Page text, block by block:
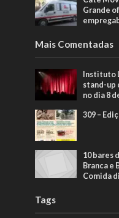
Grande
Mais Comentadas
Instituto
stand-up
no dia 8
309 –
10 bares
Branca e
Comida
Tags